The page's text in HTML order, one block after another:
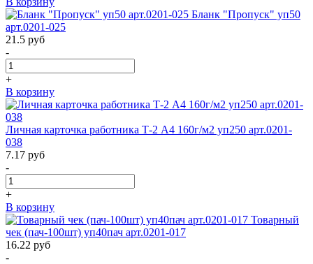
Бланк "Пропуск" уп50
арт.0201-025
21.5 руб
-
+
В корзину
Личная карточка работника Т-2 А4 160г/м2 уп250 арт.0201-
038
7.17 руб
-
+
В корзину
Товарный
чек (пач-100шт) уп40пач арт.0201-017
16.22 руб
-